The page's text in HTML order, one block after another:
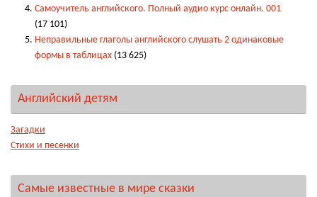
Самоучитель английского. Полный аудио курс онлайн. 001
(17 101)
Неправильные глаголы английского слушать 2 одинаковые
формы в таблицах (13 625)
Английский детям
Загадки
Стихи и песенки
Самые известные в мире сказки